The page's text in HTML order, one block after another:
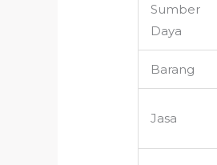
Sumber
Daya
Barang
Jasa